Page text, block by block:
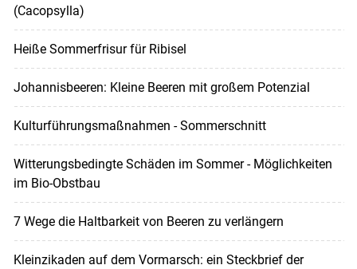
(Cacopsylla)
Heiße Sommerfrisur für Ribisel
Johannisbeeren: Kleine Beeren mit großem Potenzial
Kulturführungsmaßnahmen - Sommerschnitt
Witterungsbedingte Schäden im Sommer - Möglichkeiten
im Bio-Obstbau
7 Wege die Haltbarkeit von Beeren zu verlängern
Kleinzikaden auf dem Vormarsch: ein Steckbrief der